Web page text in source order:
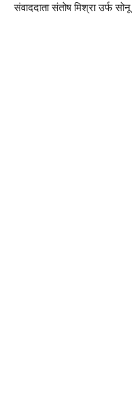
संवाददाता संतोष मिश्रा उर्फ सोनू